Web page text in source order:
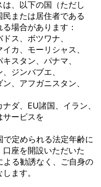
、 以下の国 （ただし
民または居住者である
る場合があります：
ス、 ボツワナ、
カ、 モーリシャス、
キスタン、 パナマ、
ジンバブエ、
、 アフガニスタン、
ナダ、 EU諸国、 イラン、
サービスを
で定められる法定年齢に
口座を開設いただいた
よる勧誘なく、 ご自身の
ます。